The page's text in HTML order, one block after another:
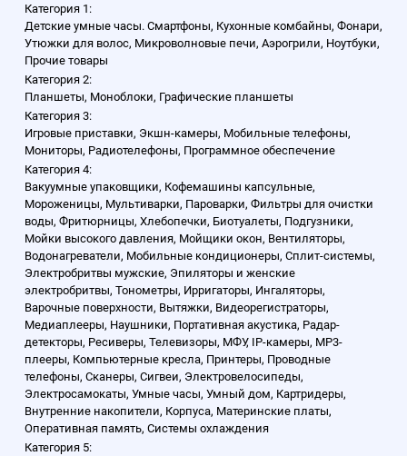
Категория 1:
Детские умные часы. Смартфоны, Кухонные комбайны, Фонари,
Утюжки для волос, Микроволновые печи, Аэрогрили, Ноутбуки,
Прочие товары
Категория 2:
Планшеты, Моноблоки, Графическиe планшеты
Категория 3:
Игровые приставки, Экшн-камеры, Мобильные телефоны,
Мониторы, Радиотелефоны, Программное обеспечение
Категория 4:
Вакуумные упаковщики, Кофемашины капсульные,
Мороженицы, Мультиварки, Пароварки, Фильтры для очистки
воды, Фритюрницы, Хлебопечки, Биотуалеты, Подгузники,
Мойки высокого давления, Мойщики окон, Вентиляторы,
Водонагреватели, Мобильные кондиционеры, Сплит-системы,
Электробритвы мужские, Эпиляторы и женские
электробритвы, Тонометры, Ирригаторы, Ингаляторы,
Варочные поверхности, Вытяжки, Видеорегистраторы,
Медиаплееры, Наушники, Портативная акустика, Радар-
детекторы, Ресиверы, Телевизоры, МФУ, IP-камеры, MP3-
плееры, Компьютерные кресла, Принтеры, Проводные
телефоны, Сканеры, Сигвеи, Электровелосипеды,
Электросамокаты, Умные часы, Умный дом, Картридеры,
Внутренние накопители, Корпуса, Материнские платы,
Оперативная память, Системы охлаждения
Категория 5: